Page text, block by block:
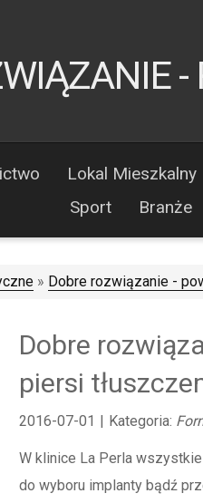
Lokal Mieszkalny
Sport
Branże
» Dobre rozwiązanie -
Dobre
piersi
2016-07-01 | Kategoria:
W klinice La Perla
do wyboru implanty bądź